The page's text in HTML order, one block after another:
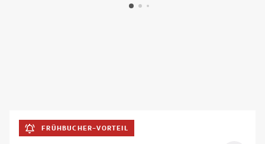
FRÜHBUCHER-VORTEIL